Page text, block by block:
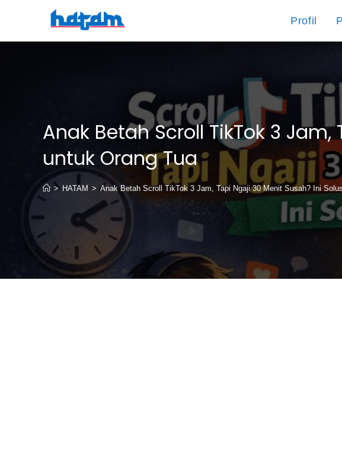
Profil
Anak Betah Scroll TikTok 3
untuk Orang Tua
> HATAM > Anak Betah Scroll TikTok 3 Jam, Tapi Ngaji 30 Menit Susah? Ini